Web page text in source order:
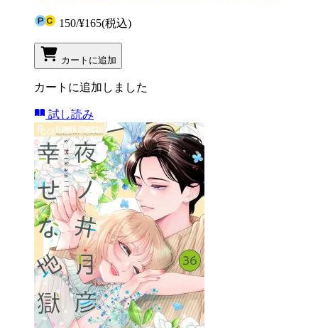
150/¥165(税込)
カートに追加
カートに追加しました
試し読み